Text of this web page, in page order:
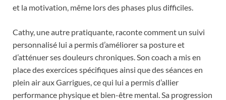
et la motivation, même lors des phases plus difficiles.
Cathy, une autre pratiquante, raconte comment un suivi
personnalisé lui a permis d’améliorer sa posture et
d’atténuer ses douleurs chroniques. Son coach a mis en
place des exercices spécifiques ainsi que des séances en
plein air aux Garrigues, ce qui lui a permis d’allier
performance physique et bien-être mental. Sa progression